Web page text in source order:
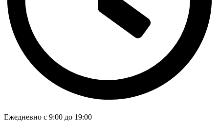
Ежедневно с 9:00 до 19:00